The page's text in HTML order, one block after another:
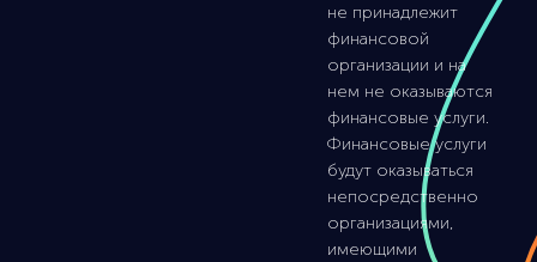
не принадлежит
финансовой
организации и на
нем не оказываются
финансовые услуги.
Финансовые услуги
будут оказываться
непосредственно
организациями,
имеющими